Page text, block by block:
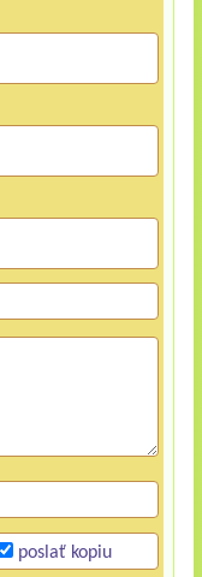
poslať kopiu